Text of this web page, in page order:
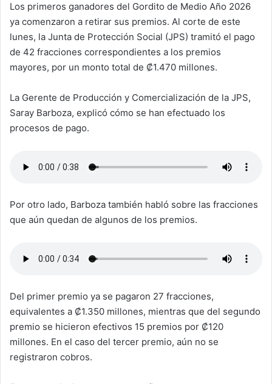
Los primeros ganadores del Gordito de Medio Año 2026
ya comenzaron a retirar sus premios. Al corte de este
lunes, la Junta de Protección Social (JPS) tramitó el pago
de 42 fracciones correspondientes a los premios
mayores, por un monto total de ₡1.470 millones.
La Gerente de Producción y Comercialización de la JPS,
Saray Barboza, explicó cómo se han efectuado los
procesos de pago.
Por otro lado, Barboza también habló sobre las fracciones
que aún quedan de algunos de los premios.
Del primer premio ya se pagaron 27 fracciones,
equivalentes a ₡1.350 millones, mientras que del segundo
premio se hicieron efectivos 15 premios por ₡120
millones. En el caso del tercer premio, aún no se
registraron cobros.